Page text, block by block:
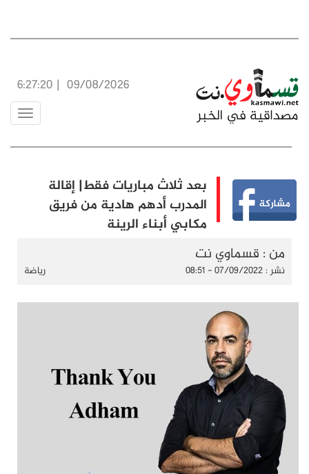
09/08/2026
|
6:27:21
Toggle
بعد ثلاث مباريات فقط| إقالة
المدرب أدهم هادية من فريق
مكابي أبناء الرينة
من : قسماوي نت
نشر : 07/09/2022 - 08:51 رياضة